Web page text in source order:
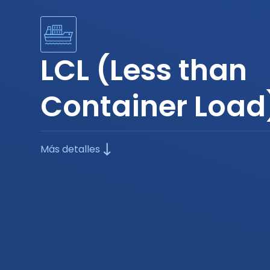
LCL (Less than
Container
Más detalles